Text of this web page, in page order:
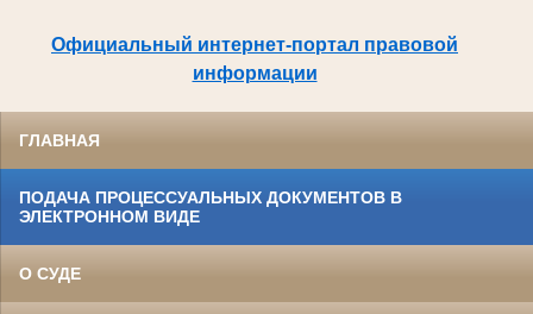
Официальный интернет-портал правовой
информации
ГЛАВНАЯ
ПОДАЧА ПРОЦЕССУАЛЬНЫХ ДОКУМЕНТОВ В
ЭЛЕКТРОННОМ ВИДЕ
О СУДЕ